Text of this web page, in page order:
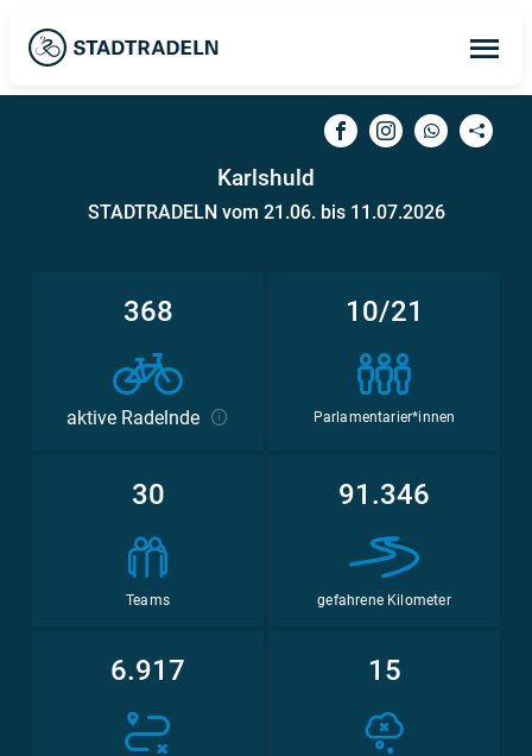
Karlshuld
STADTRADELN vom 21.06. bis 11.07.2026
368
aktive Radelnde
10/21
Parlamentarier*innen
30
Teams
91.346
gefahrene Kilometer
6.917 15